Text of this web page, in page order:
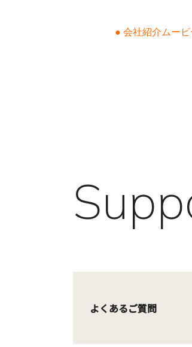
● 会社紹介ムービ
よくあるご質問